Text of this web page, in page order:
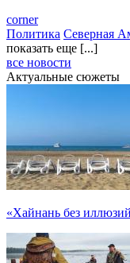
corner
Политика Северная
показать еще [...]
все новости
Актуальные сюжеты
«Хайнань без